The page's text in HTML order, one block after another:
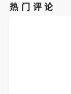
热门评论